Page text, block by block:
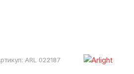
ARL 022187